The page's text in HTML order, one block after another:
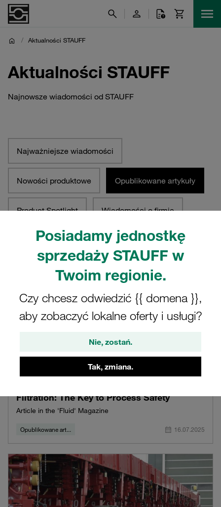
Posiadamy jednostkę
sprzedaży STAUFF w
Twoim regionie.
Czy chcesz odwiedzić {{ domena }},
aby zobaczyć lokalne oferty i usługi?
Nie, zostań.
Tak, zmiana.
/ Aktualności STAUFF
Aktualności STAUFF
Najnowsze wiadomości od STAUFF
Najważniejsze wiadomości
Nowości produktowe Opublikowane artykuły
Product Spotlight Wiadomości o firmie
Filtration: The Key to Process Safety
Article in the 'Fluid' Magazine
Opublikowane art... 16.07.2025